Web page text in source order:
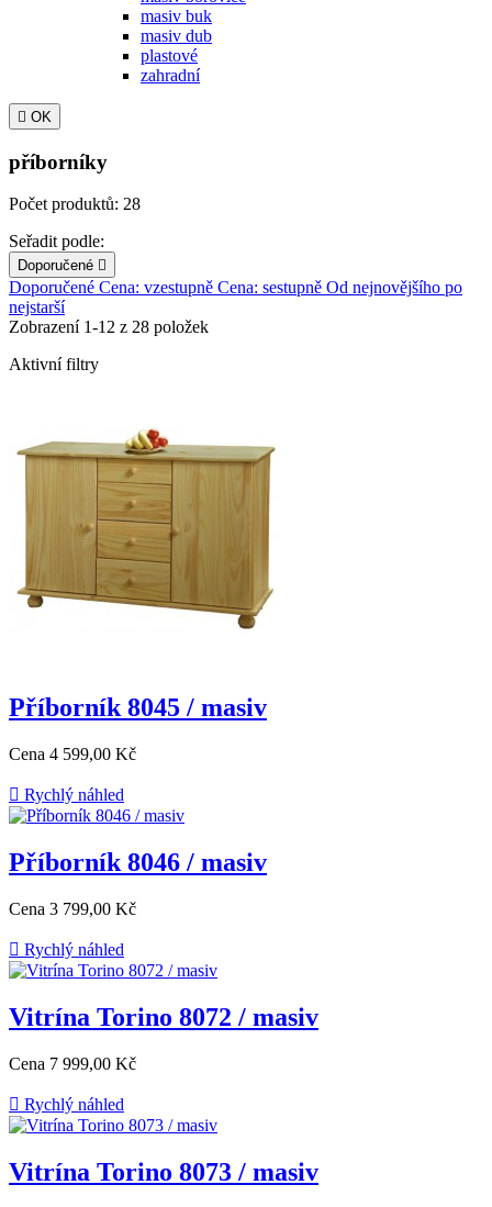
masiv buk
masiv dub
plastové
zahradní
 OK
příborníky
Počet produktů: 28
Seřadit podle:
Doporučené 
Doporučené Cena: vzestupně Cena: sestupně Od nejnovějšího po
nejstarší
Zobrazení 1-12 z 28 položek
Aktivní filtry
Příborník 8045 / masiv
Cena 4 599,00 Kč
 Rychlý náhled
Příborník 8046 / masiv
Cena 3 799,00 Kč
 Rychlý náhled
Vitrína Torino 8072 / masiv
Cena 7 999,00 Kč
 Rychlý náhled
Vitrína Torino 8073 / masiv